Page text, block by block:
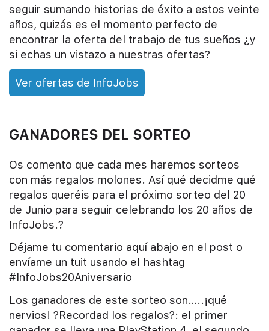
seguir sumando historias de éxito a estos veinte
años, quizás es el momento perfecto de
encontrar la oferta del trabajo de tus sueños ¿y
si echas un vistazo a nuestras ofertas?
Ver ofertas de InfoJobs
GANADORES DEL SORTEO
Os comento que cada mes haremos sorteos
con más regalos molones. Así qué decidme qué
regalos queréis para el próximo sorteo del 20
de Junio para seguir celebrando los 20 años de
InfoJobs.?
Déjame tu comentario aquí abajo en el post o
envíame un tuit usando el hashtag
#InfoJobs20Aniversario
Los ganadores de este sorteo son…..¡qué
nervios! ?Recordad los regalos?: el primer